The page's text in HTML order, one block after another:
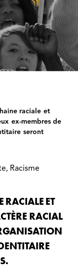
raciale et
ex-membres de
seront
, Racisme
ET
RACIAL